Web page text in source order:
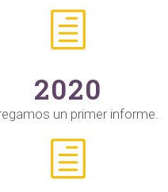
un primer informe.
2020